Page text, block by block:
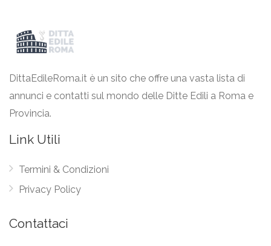
DittaEdileRoma.it è un sito che offre una vasta lista di
annunci e contatti sul mondo delle Ditte Edili a Roma e
Provincia.
Link Utili
Termini & Condizioni
Privacy Policy
Contattaci